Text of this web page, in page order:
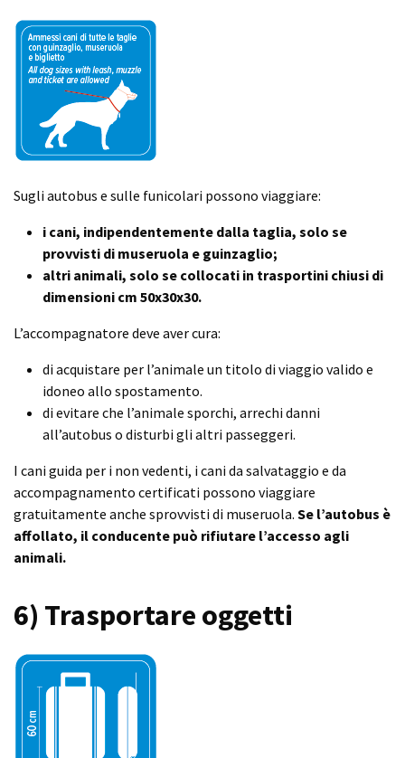
Sugli autobus e sulle funicolari possono viaggiare:
i cani, indipendentemente dalla taglia, solo se
provvisti di museruola e guinzaglio;
altri animali, solo se collocati in trasportini chiusi di
dimensioni cm 50x30x30.
L’accompagnatore deve aver cura:
di acquistare per l’animale un titolo di viaggio valido e
idoneo allo spostamento.
di evitare che l’animale sporchi, arrechi danni
all’autobus o disturbi gli altri passeggeri.
I cani guida per i non vedenti, i cani da salvataggio e da
accompagnamento certificati possono viaggiare
gratuitamente anche sprovvisti di museruola. Se l’autobus è
affollato, il conducente può rifiutare l’accesso agli
animali.
6) Trasportare oggetti